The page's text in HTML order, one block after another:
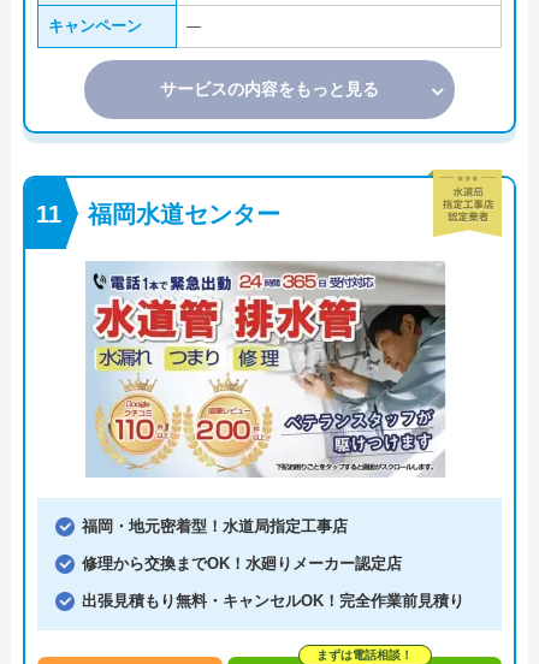
キャンペーン ―
サービスの内容をもっと見る
福岡水道センター
福岡・地元密着型！水道局指定工事店
修理から交換までOK！水廻りメーカー認定店
出張見積もり無料・キャンセルOK！完全作業前見積り
まずは電話相談！